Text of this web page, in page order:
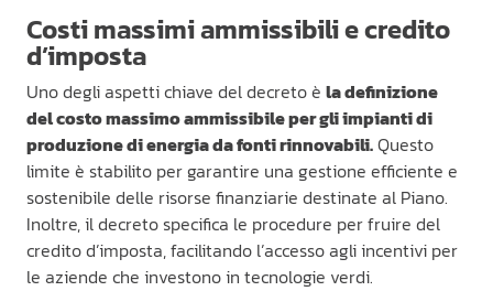
Costi massimi ammissibili e credito
d’imposta
Uno degli aspetti chiave del decreto è la definizione
del costo massimo ammissibile per gli impianti di
produzione di energia da fonti rinnovabili.Questo
limite è stabilito per garantire una gestione efficiente e
sostenibile delle risorse finanziarie destinate al Piano.
Inoltre, il decreto specifica le procedure per fruire del
credito d’imposta, facilitando l’accesso agli incentivi per
le aziende che investono in tecnologie verdi.